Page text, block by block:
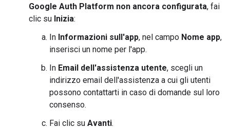
Google Auth Platform non ancora configurata, fai
clic su Inizia:
In Informazioni sull'app, nel campo Nome app,
inserisci un nome per l'app.
In Email dell'assistenza utente, scegli un
indirizzo email dell'assistenza a cui gli utenti
possono contattarti in caso di domande sul loro
consenso.
Fai clic su Avanti.